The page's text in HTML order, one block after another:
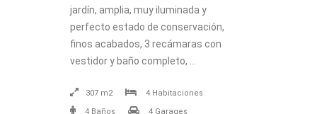
jardín, amplia, muy iluminada y
perfecto estado de conservación,
finos acabados, 3 recámaras con
vestidor y baño completo, …
307 m2
4 Habitaciones
4 Baños
4 Garages